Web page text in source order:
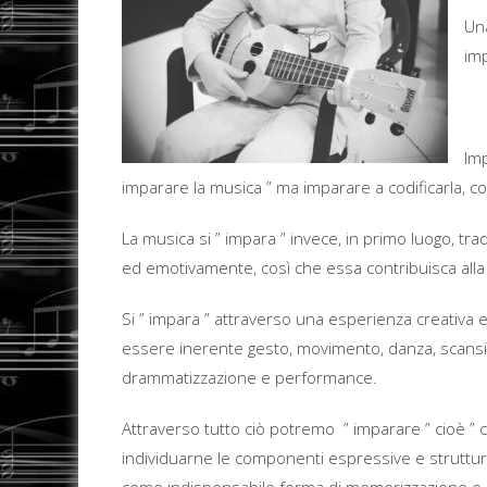
imparare la musica ” ma imparare a codificarla,
La musica si ” impara ” invece, in primo luogo,
ed emotivamente, così che essa contribuisca
Si ” impara ” attraverso una esperienza
essere inerente gesto, movimento, danza,
drammatizzazione e performance.
Attraverso tutto ciò potremo ” imparare ” cioè ”
individuarne le componenti espressive e